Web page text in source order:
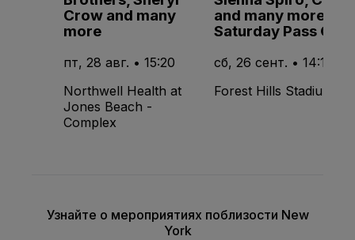
Crow and many
more
пт, 28 авг. • 15:20
Northwell Health at
Jones Beach -
Complex
and many more -
Saturday Pass Only
сб, 26 сент. • 14:15
Forest Hills Stadium
Узнайте о мероприятиях поблизости New
York